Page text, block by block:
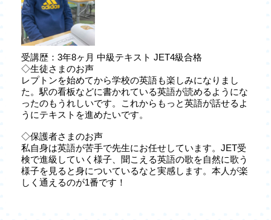
受講歴：3年8ヶ月 中級テキスト JET4級合格
◇生徒さまのお声
レプトンを始めてから学校の英語も楽しみになりまし
た。駅の看板などに書かれている英語が読めるようにな
ったのもうれしいです。これからもっと英語が話せるよ
うにテキストを進めたいです。
◇保護者さまのお声
私自身は英語が苦手で先生にお任せしています。JET受
検で進級していく様子、聞こえる英語の歌を自然に歌う
様子を見ると身についているなと実感します。本人が楽
しく通えるのが1番です！